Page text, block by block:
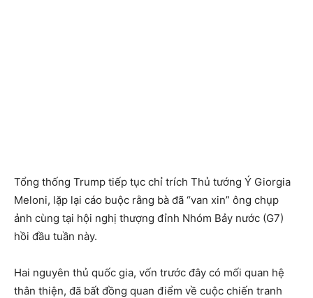
Tổng thống Trump tiếp tục chỉ trích Thủ tướng Ý Giorgia
Meloni, lặp lại cáo buộc rằng bà đã “van xin” ông chụp
ảnh cùng tại hội nghị thượng đỉnh Nhóm Bảy nước (G7)
hồi đầu tuần này.
Hai nguyên thủ quốc gia, vốn trước đây có mối quan hệ
thân thiện, đã bất đồng quan điểm về cuộc chiến tranh